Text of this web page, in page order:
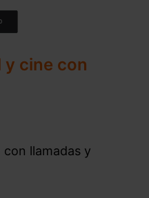
cine con
con llamadas y